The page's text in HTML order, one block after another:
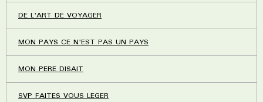
DE L'ART DE VOYAGER
MON PAYS CE N'EST PAS UN PAYS
MON PERE DISAIT
SVP FAITES VOUS LEGER